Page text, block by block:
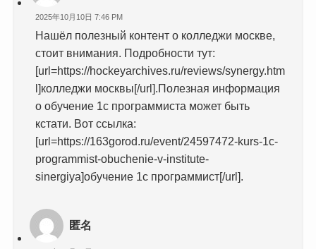
2025年10月10日 7:46 PM
Нашёл полезный контент о колледжи москве,
стоит внимания. Подробности тут:
[url=https://hockeyarchives.ru/reviews/synergy.htm
l]колледжи москвы[/url].Полезная информация
о обучение 1с программиста может быть
кстати. Вот ссылка:
[url=https://163gorod.ru/event/24597472-kurs-1c-
programmist-obuchenie-v-institute-
sinergiya]обучение 1с программист[/url].
匿名